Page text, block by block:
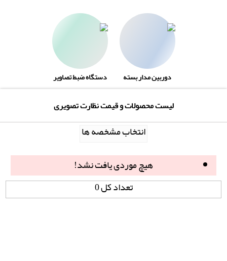
دوربین مدار بسته دستگاه ضبط تصاویر
لیست محصولات و قیمت نظارت تصویری
انتخاب مشخصه ها
هیچ موردی یافت نشد!
تعداد کل 0